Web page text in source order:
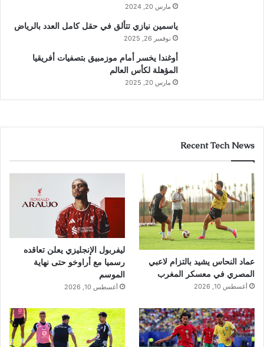
مارس 20, 2024
ياسمين نيازي تتألق في حقل كامل العدد بالرياض
نوفمبر 26, 2025
أوغندا يخسر أمام موزمبيق بتصفيات أفريقيا
المؤهلة لكأس العالم
مارس 20, 2025
Recent Tech News
عماد النحاس يشيد بالتزام لاعبي
المصري في معسكر المغرب
أغسطس 10, 2026
ليفربول الإنجليزي يعلن تعاقده
رسميا مع أراوخو حتى نهاية
الموسم
أغسطس 10, 2026